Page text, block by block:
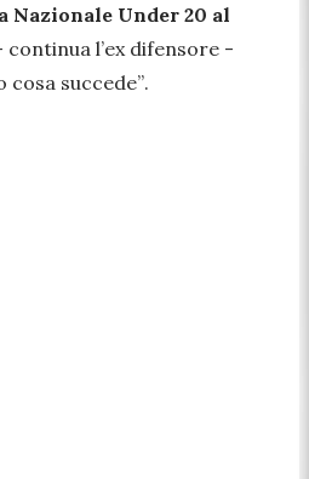
Nazionale Under 20 al
continua l’ex difensore -
cosa succede”.